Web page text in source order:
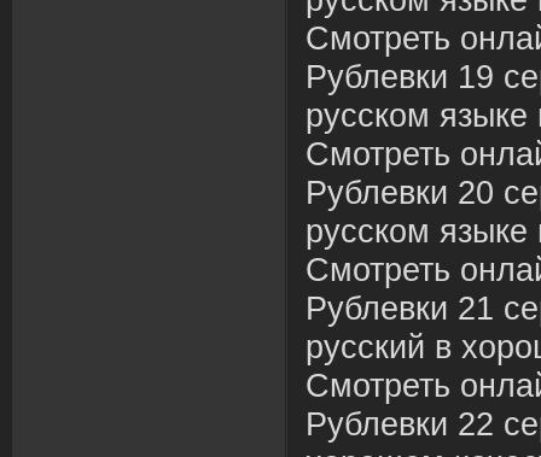
Смотреть
Рублевки 19
русском языке
Смотреть
Рублевки 20
русском языке
Смотреть
Рублевки 21
русский в
Смотреть
Рублевки 22